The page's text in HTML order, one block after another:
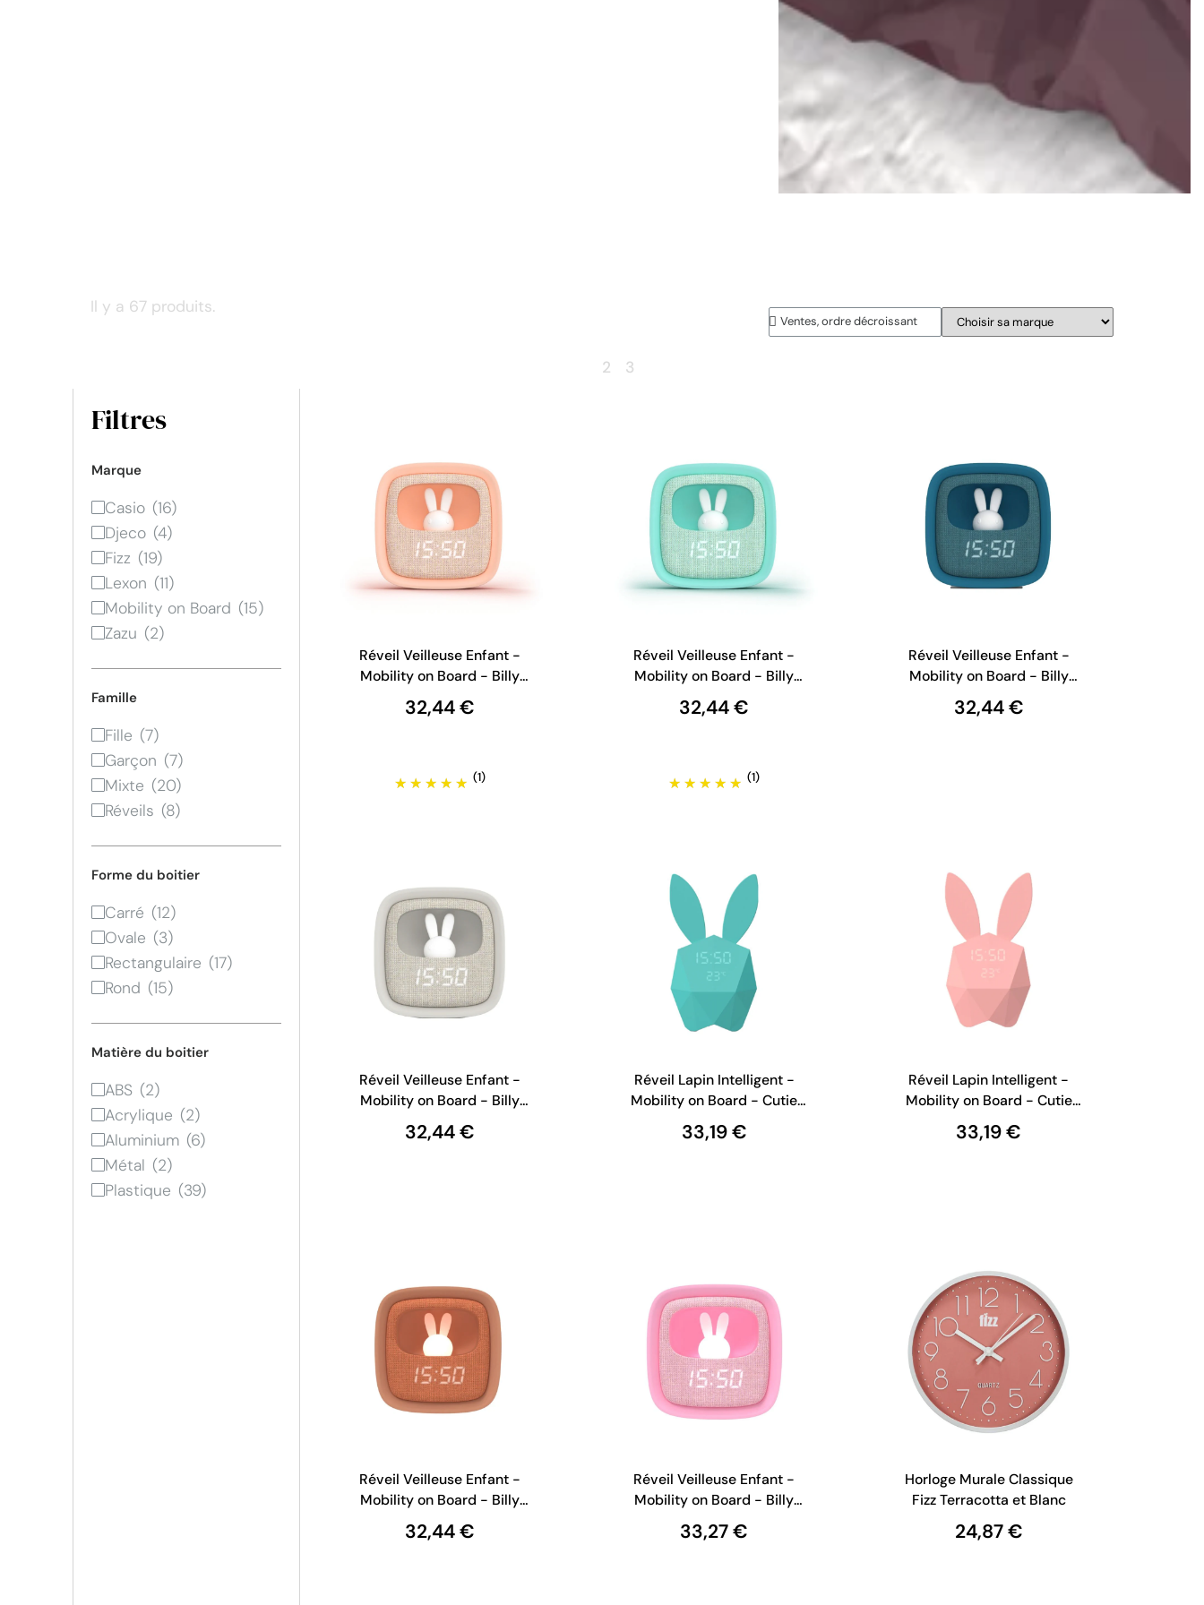
Il y a 67 produits.
2 3
Filtres
Marque
Casio
Djeco
Fizz
Lexon
Mobility on Board
Zazu
Famille
Fille
Garçon
Mixte
Réveils
Forme du boitier
Carré
Ovale
Rectangulaire
Rond
Matière du boitier
ABS
Acrylique
Aluminium
Métal
Plastique
Réveil Veilleuse Enfant -
Mobility on Board - Billy
Clock - Rose
32,44 €
(1)
Réveil Veilleuse Enfant -
Mobility on Board - Billy
Clock - Turquoise
32,44 €
(1)
Réveil Veilleuse Enfant -
Mobility on Board - Billy
Clock - Bleu Marine
32,44 €
Réveil Veilleuse Enfant -
Mobility on Board - Billy
Clock - Gris
32,44 €
Réveil Lapin Intelligent -
Mobility on Board - Cutie
Clock - Bleu Pastel
33,19 €
Réveil Lapin Intelligent -
Mobility on Board - Cutie
Clock - Rose Pastel
33,19 €
Réveil Veilleuse Enfant -
Mobility on Board - Billy
Clock - Chocolat
32,44 €
Réveil Veilleuse Enfant -
Mobility on Board - Billy
Clock - Rose Chamallow
33,27 €
Horloge Murale Classique
Fizz Terracotta et Blanc
24,87 €